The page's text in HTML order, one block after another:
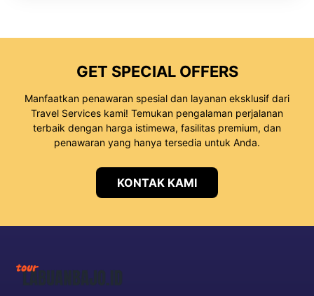
GET SPECIAL OFFERS
Manfaatkan penawaran spesial dan layanan eksklusif dari
Travel Services kami! Temukan pengalaman perjalanan
terbaik dengan harga istimewa, fasilitas premium, dan
penawaran yang hanya tersedia untuk Anda.
KONTAK KAMI